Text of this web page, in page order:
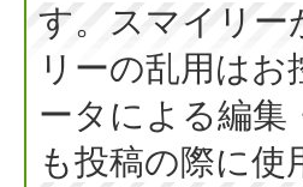
す。スマイリー
リーの乱用は
ータによる編集
も投稿の際に